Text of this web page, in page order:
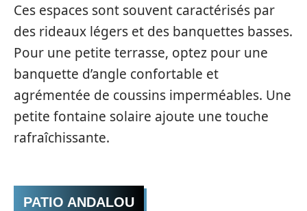
Ces espaces sont souvent caractérisés par
des rideaux légers et des banquettes basses.
Pour une petite terrasse, optez pour une
banquette d’angle confortable et
agrémentée de coussins imperméables. Une
petite fontaine solaire ajoute une touche
rafraîchissante.
PATIO ANDALOU